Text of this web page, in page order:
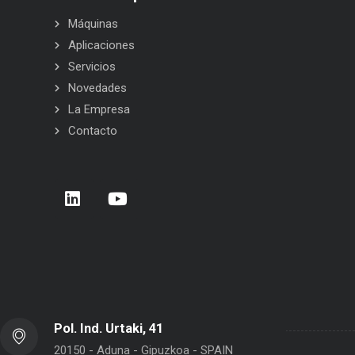
San Sebastián
Máquinas
Aplicaciones
Servicios
Novedades
La Empresa
Contacto
Pol. Ind. Urtaki, 41
20150 - Aduna - Gipuzkoa - SPAIN